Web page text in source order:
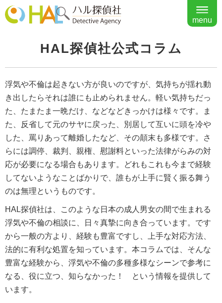
menu
HAL探偵社公式コラム
浮気や不倫は起きない方が良いのですが、気持ちが揺れ動
き出したらそれは誰にも止められません。軽い気持ちだっ
た、たまたま一晩だけ、などなどきっかけは様々です。ま
た、反省して元のサヤに戻った、別居して互いに頭を冷や
した、罵りあって離婚したなど、その顛末も多様です。さ
らには調停、裁判、親権、慰謝料といった法律がらみの対
応が必要になる場合もあります。どれもこれも今まで経験
してないようなことばかりで、誰もが上手に賢く振る舞う
のは無理というものです。
HAL探偵社は、このような日本の成人男女の間で生まれる
浮気や不倫の相談に、日々真摯に向き合っています。です
から一般の方より、経験も豊富ですし、上手な対応方法、
法的に有利な処置を知っています。本コラムでは、そんな
豊富な経験から、浮気や不倫の多種多様なシーンで参考に
なる、役に立つ、知らなかった！ という情報を提供して
います。